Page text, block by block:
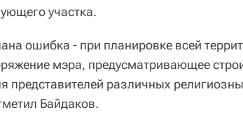
участка.
ошибка - при планировке всей
мэра, предусматривающее
представителей различных
Байдаков.